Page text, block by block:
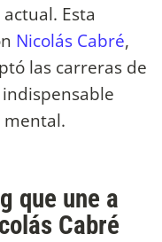
Esta
Nicolás Cabré,
las carreras de
mental.
que une a
Cabré